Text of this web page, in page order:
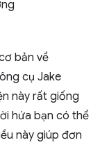
bản về
cụ Jake
này rất giống
hứa bạn có thể
này giúp đơn